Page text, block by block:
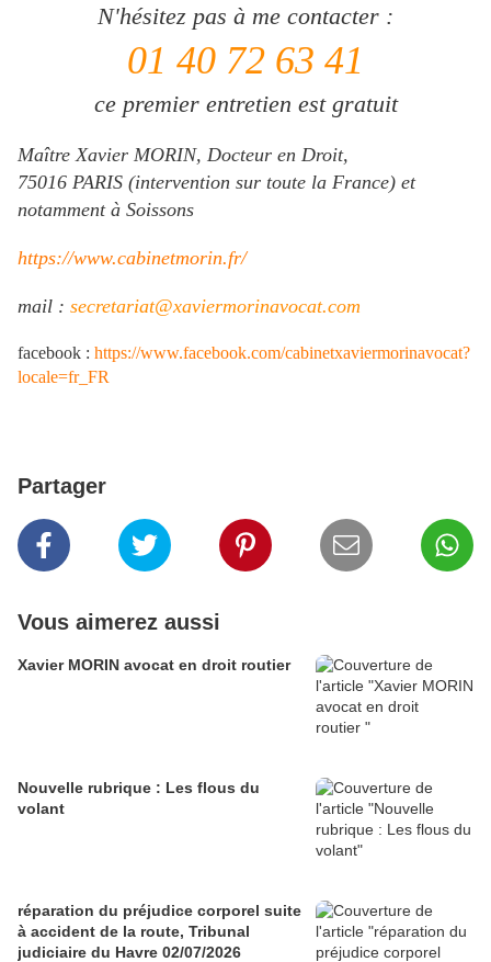
N'hésitez pas à me contacter :
01 40 72 63 41
ce premier entretien est gratuit
Maître Xavier MORIN, Docteur en Droit,
75016 PARIS (intervention sur toute la France) et
notamment à Soissons
https://www.cabinetmorin.fr/
mail : secretariat@xaviermorinavocat.com
facebook : https://www.facebook.com/cabinetxaviermorinavocat?
locale=fr_FR
Partager
Vous aimerez aussi
Xavier MORIN avocat en droit routier
Nouvelle rubrique : Les flous du
volant
réparation du préjudice corporel suite
à accident de la route, Tribunal
judiciaire du Havre 02/07/2026